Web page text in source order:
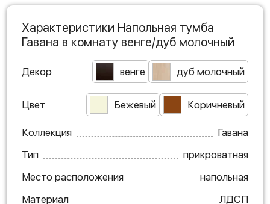
Характеристики Напольная тумба
Гавана в комнату венге/дуб молочный
Декор венге дуб молочный
Цвет Бежевый Коричневый
Коллекция
Гавана
Тип
прикроватная
Место расположения
напольная
Материал
ЛДСП